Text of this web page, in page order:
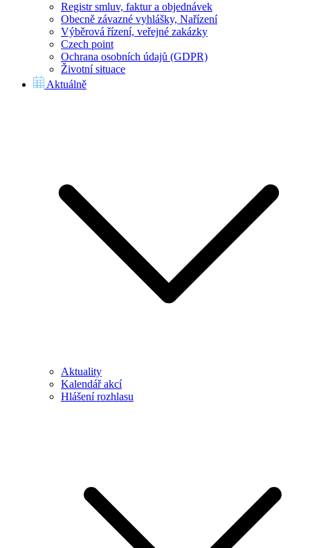
Registr smluv, faktur a objednávek
Obecně závazné vyhlášky, Nařízení
Výběrová řízení, veřejné zakázky
Czech point
Ochrana osobních údajů (GDPR)
Životní situace
Aktuálně
Aktuality
Kalendář akcí
Hlášení rozhlasu